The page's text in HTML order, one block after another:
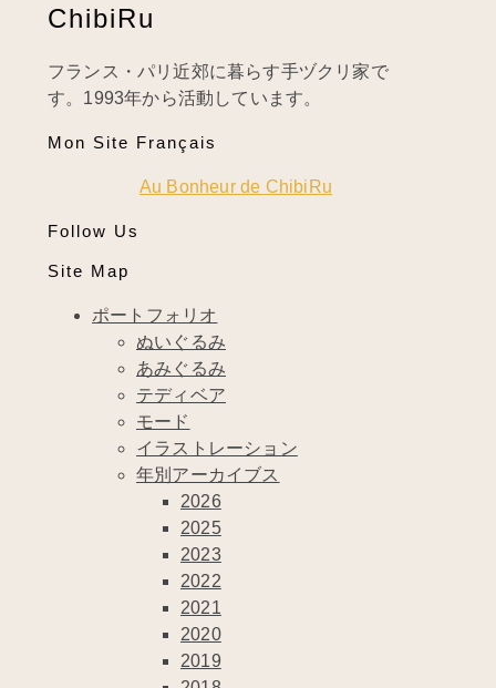
ChibiRu
フランス・パリ近郊に暮らす手ヅクリ家で
す。1993年から活動しています。
Mon Site Français
Au Bonheur de ChibiRu
Follow Us
Site Map
ポートフォリオ
ぬいぐるみ
あみぐるみ
テディベア
モード
イラストレーション
年別アーカイブス
2026
2025
2023
2022
2021
2020
2019